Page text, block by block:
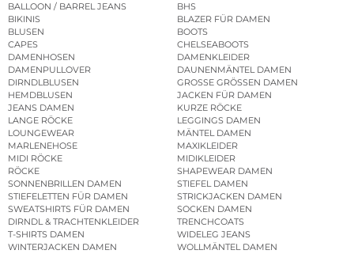
BALLOON / BARREL JEANS
BHS
BIKINIS
BLAZER FÜR DAMEN
BLUSEN
BOOTS
CAPES
CHELSEABOOTS
DAMENHOSEN
DAMENKLEIDER
DAMENPULLOVER
DAUNENMÄNTEL DAMEN
DIRNDLBLUSEN
GROSSE GRÖSSEN DAMEN
HEMDBLUSEN
JACKEN FÜR DAMEN
JEANS DAMEN
KURZE RÖCKE
LANGE RÖCKE
LEGGINGS DAMEN
LOUNGEWEAR
MÄNTEL DAMEN
MARLENEHOSE
MAXIKLEIDER
MIDI RÖCKE
MIDIKLEIDER
RÖCKE
SHAPEWEAR DAMEN
SONNENBRILLEN DAMEN
STIEFEL DAMEN
STIEFELETTEN FÜR DAMEN
STRICKJACKEN DAMEN
SWEATSHIRTS FÜR DAMEN
SOCKEN DAMEN
DIRNDL & TRACHTENKLEIDER
TRENCHCOATS
T-SHIRTS DAMEN
WIDELEG JEANS
WINTERJACKEN DAMEN
WOLLMÄNTEL DAMEN